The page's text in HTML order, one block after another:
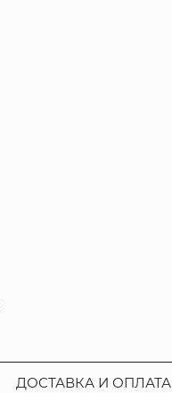
ДОСТАВКА И ОПЛАТА